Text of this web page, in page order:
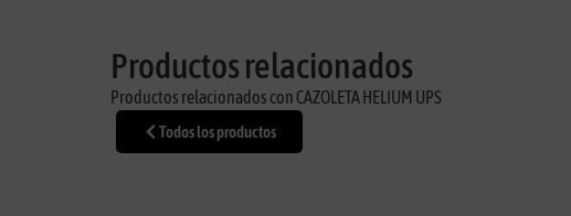
Productos relacionados
Productos relacionados con CAZOLETA HELIUM UPS
Todos los productos